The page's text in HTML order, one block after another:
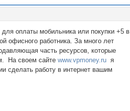
для оплаты мобильника или покупки +5 в
офисного работника. За много лет
часть ресурсов, которые
На своем сайтеwww.vpmoney.ru я
сделать работу в интернет вашим